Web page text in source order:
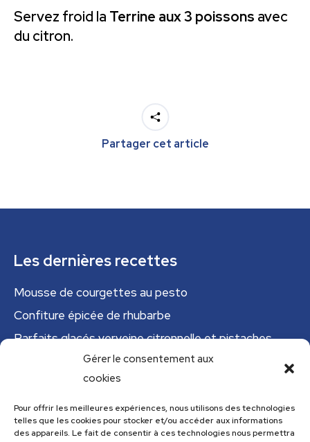
Gérer le consentement aux
cookies
Pour offrir les meilleures expériences, nous utilisons des technologies
telles que les cookies pour stocker et/ou accéder aux informations
des appareils. Le fait de consentir à ces technologies nous permettra
Servez froid la Terrine aux 3 poissons avec
du citron.
Partager cet article
Les dernières recettes
Mousse de courgettes au pesto
Confiture épicée de rhubarbe
Parfaits glacés verveine citronnelle et pistaches
Tajine tunisien à la courgette (IG bas)
Cannelloni de courgettes
Menu